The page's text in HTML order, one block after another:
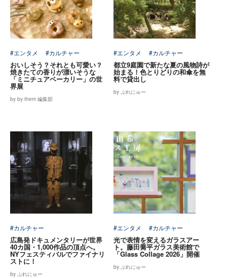
#エンタメ #カルチャー
おいしそう？それとも可愛い？
焼きたての香りが漂いそうな
「ミニチュアベーカリー」の世
界展
by by them 編集部
#エンタメ #カルチャー
都立9庭園で新たな夏の風物詩が
始まる！色とりどりの和傘を無
料で貸出し
by ぷれにゅー
#カルチャー
広島発ドキュメンタリーが世界
40カ国・1,000作品の頂点へ。
NYフェスティバルでファイナリ
ストに！
by ぷれにゅー
#エンタメ #カルチャー
光で表情を変えるガラスアー
ト。藤田喬平ガラス美術館で
「Glass Collage 2026」開催
by ぷれにゅー